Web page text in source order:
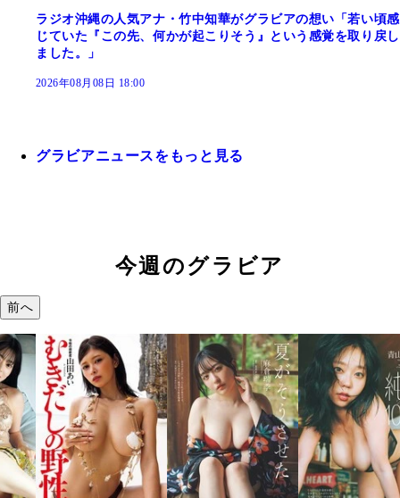
ラジオ沖縄の人気アナ・竹中知華がグラビアの想い「若い頃感
じていた『この先、何かが起こりそう』という感覚を取り戻し
ました。」
2026年08月08日 18:00
グラビアニュースをもっと見る
今週のグラビア
前へ
溝端 葵『もう
つの、あおい
で。』